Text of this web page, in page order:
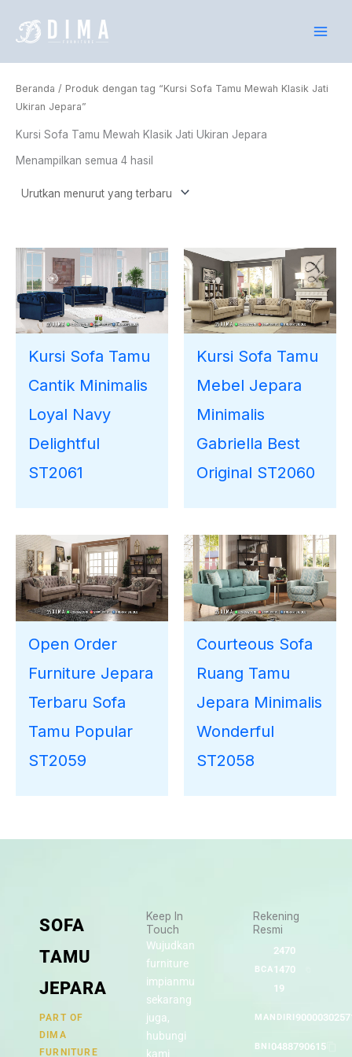
Beranda / Produk dengan tag “Kursi Sofa Tamu Mewah Klasik Jati
Ukiran Jepara”
Kursi Sofa Tamu Mewah Klasik Jati Ukiran Jepara
Menampilkan semua 4 hasil
Kursi Sofa Tamu
Cantik Minimalis
Loyal Navy
Delightful
ST2061
Kursi Sofa Tamu
Mebel Jepara
Minimalis
Gabriella Best
Original ST2060
Open Order
Furniture Jepara
Terbaru Sofa
Tamu Popular
ST2059
Courteous Sofa
Ruang Tamu
Jepara Minimalis
Wonderful
ST2058
SOFA
TAMU
JEPARA
PART OF
DIMA
FURNITURE
Keep In
Touch
Wujudkan
furniture
impianmu
sekarang
juga,
hubungi
kami
Rekening
Resmi
BCA
2470
1470
19
MANDIRI
BNI 0488790615